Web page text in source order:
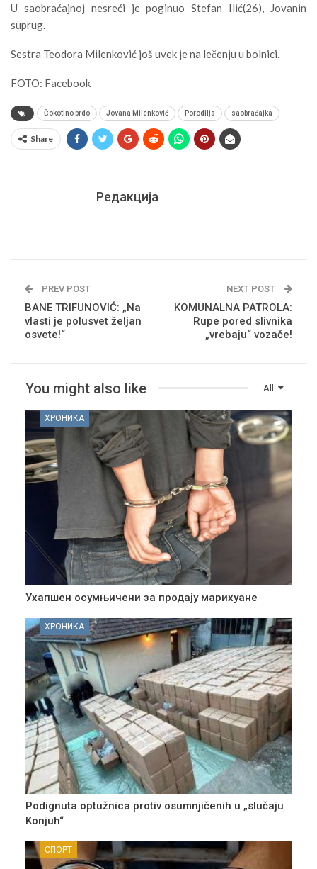
U saobraćajnoj nesreći je poginuo Stefan Ilić(26), Jovanin
suprug.
Sestra Teodora Milenković još uvek je na lečenju u bolnici.
FOTO: Facebook
Čokotino brdo Jovana Milenković Porodilja saobraćajka
Share
Редакција
PREV POST
BANE TRIFUNOVIĆ: „Na
vlasti je polusvet željan
osvete!“
NEXT POST
KOMUNALNA PATROLA:
Rupe pored slivnika
„vrebaju“ vozače!
All
You might also like
ХРОНИКА
Ухапшен осумњичени за продају марихуане
ХРОНИКА
Podignuta optužnica protiv osumnjičenih u „slučaju
Konjuh“
СПОРТ